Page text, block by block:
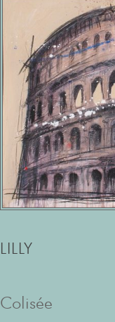
LILLY
Colisée